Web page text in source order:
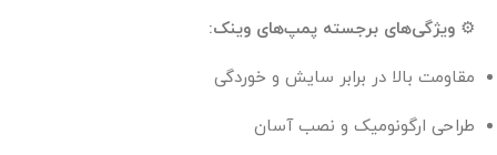
⚙️ ویژگی‌های برجسته پمپ‌های وینک:
مقاومت بالا در برابر سایش و خوردگی
طراحی ارگونومیک و نصب آسان